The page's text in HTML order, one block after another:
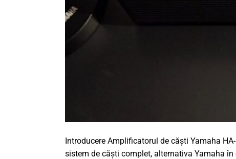
Introducere Amplificatorul de căști Yamaha
sistem de căști complet, alternativa Yamaha